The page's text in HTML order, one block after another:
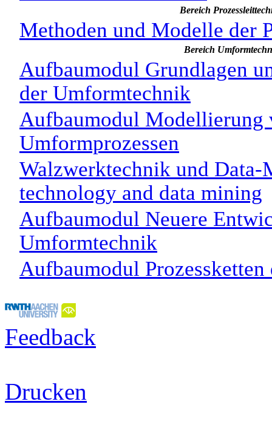
Bereich
Methoden und Modelle der
Bereich
Aufbaumodul Grundlagen
der Umformtechnik
Aufbaumodul Modellierung
Umformprozessen
Walzwerktechnik und
technology and data mining
Aufbaumodul Neuere
Umformtechnik
Aufbaumodul
Feedback
Drucken